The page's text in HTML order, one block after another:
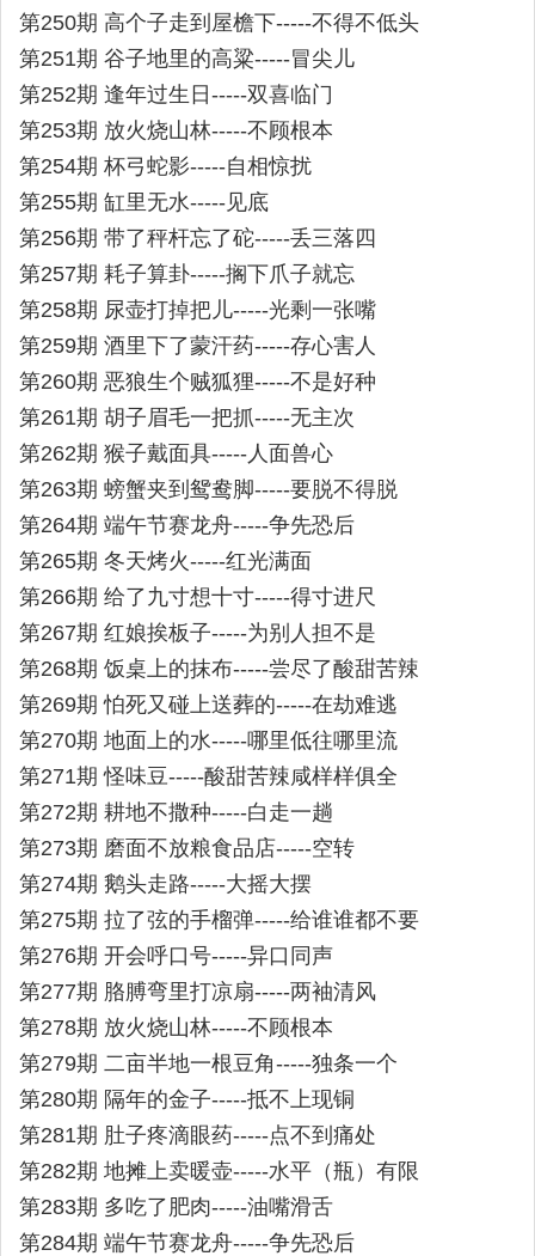
第250期 高个子走到屋檐下-----不得不低头
第251期 谷子地里的高粱-----冒尖儿
第252期 逢年过生日-----双喜临门
第253期 放火烧山林-----不顾根本
第254期 杯弓蛇影-----自相惊扰
第255期 缸里无水-----见底
第256期 带了秤杆忘了砣-----丢三落四
第257期 耗子算卦-----搁下爪子就忘
第258期 尿壶打掉把儿-----光剩一张嘴
第259期 酒里下了蒙汗药-----存心害人
第260期 恶狼生个贼狐狸-----不是好种
第261期 胡子眉毛一把抓-----无主次
第262期 猴子戴面具-----人面兽心
第263期 螃蟹夹到鸳鸯脚-----要脱不得脱
第264期 端午节赛龙舟-----争先恐后
第265期 冬天烤火-----红光满面
第266期 给了九寸想十寸-----得寸进尺
第267期 红娘挨板子-----为别人担不是
第268期 饭桌上的抹布-----尝尽了酸甜苦辣
第269期 怕死又碰上送葬的-----在劫难逃
第270期 地面上的水-----哪里低往哪里流
第271期 怪味豆-----酸甜苦辣咸样样俱全
第272期 耕地不撒种-----白走一趟
第273期 磨面不放粮食品店-----空转
第274期 鹅头走路-----大摇大摆
第275期 拉了弦的手榴弹-----给谁谁都不要
第276期 开会呼口号-----异口同声
第277期 胳膊弯里打凉扇-----两袖清风
第278期 放火烧山林-----不顾根本
第279期 二亩半地一根豆角-----独条一个
第280期 隔年的金子-----抵不上现铜
第281期 肚子疼滴眼药-----点不到痛处
第282期 地摊上卖暖壶-----水平（瓶）有限
第283期 多吃了肥肉-----油嘴滑舌
第284期 端午节赛龙舟-----争先恐后